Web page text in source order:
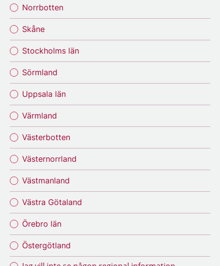
Norrbotten
Skåne
Stockholms län
Sörmland
Uppsala län
Värmland
Västerbotten
Västernorrland
Västmanland
Västra Götaland
Örebro län
Östergötland